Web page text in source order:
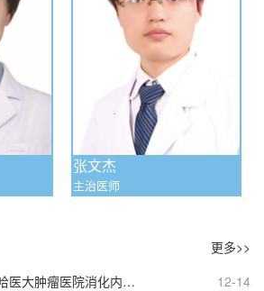
张文杰
主治医师
更多>>
医大肿瘤医院消化内科
12-14